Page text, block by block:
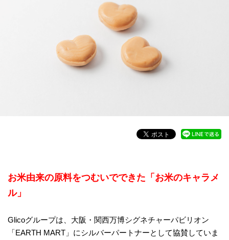
お米由来の原料をつむいでできた「お米のキャラメ
ル」
Glicoグループは、大阪・関西万博シグネチャーパビリオン
「EARTH MART」にシルバーパートナーとして協賛していま